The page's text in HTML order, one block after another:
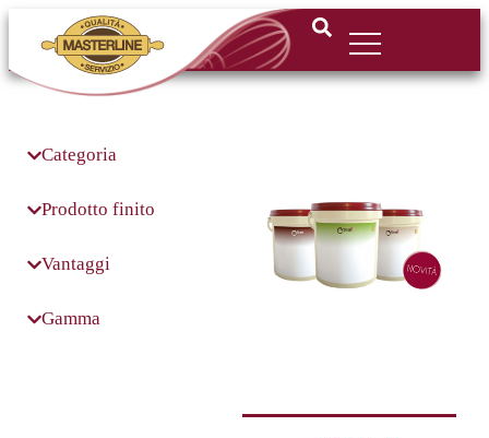
Apri o chiudi il menu
Categoria
Prodotto finito
Vantaggi
Gamma